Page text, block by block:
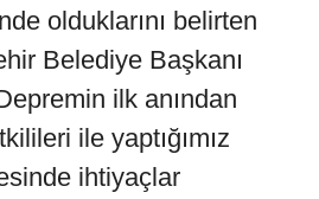
olduklarını belirten
Belediye Başkanı
ilk anından
ile yaptığımız
ihtiyaçlar